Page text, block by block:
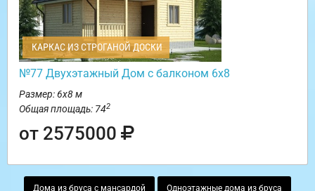
КАРКАС ИЗ СТРОГАНОЙ ДОСКИ
№77 Двухэтажный Дом с балконом 6х8
Размер: 6х8 м
Общая площадь: 742
от 2575000
Дома из бруса с мансардой Одноэтажные дома из бруса